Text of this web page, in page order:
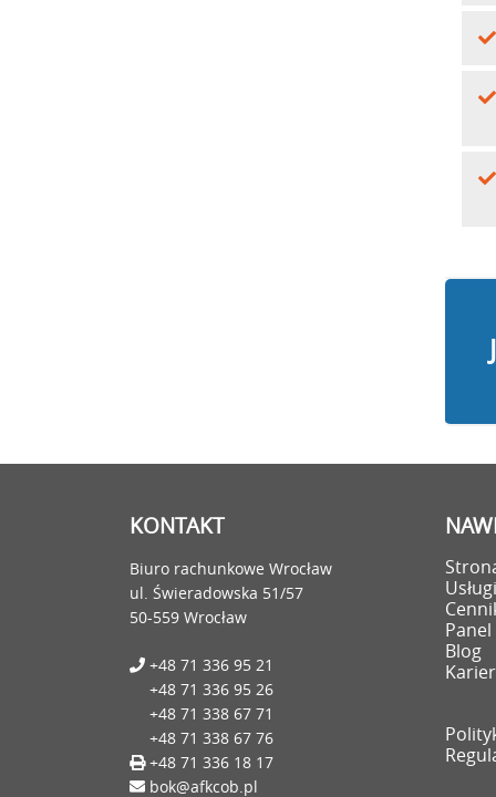
KONTAKT
Biuro rachunkowe Wrocław
ul. Świeradowska 51/57
50-559 Wrocław
+48 71 336 95 21
+48 71 336 95 26
+48 71 338 67 71
+48 71 338 67 76
+48 71 336 18 17
bok@afkcob.pl
Usługi
Blog